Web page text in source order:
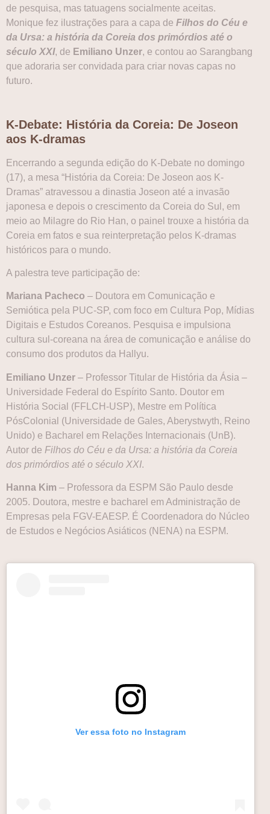
de pesquisa, mas tatuagens socialmente aceitas.
Monique fez ilustrações para a capa de Filhos do Céu e
da Ursa: a história da Coreia dos primórdios até o
século XXI, de Emiliano Unzer, e contou ao Sarangbang
que adoraria ser convidada para criar novas capas no
futuro.
K-Debate: História da Coreia: De Joseon
aos K-dramas
Encerrando a segunda edição do K-Debate no domingo
(17), a mesa “História da Coreia: De Joseon aos K-
Dramas” atravessou a dinastia Joseon até a invasão
japonesa e depois o crescimento da Coreia do Sul, em
meio ao Milagre do Rio Han, o painel trouxe a história da
Coreia em fatos e sua reinterpretação pelos K-dramas
históricos para o mundo.
A palestra teve participação de:
Mariana Pacheco – Doutora em Comunicação e
Semiótica pela PUC-SP, com foco em Cultura Pop, Mídias
Digitais e Estudos Coreanos. Pesquisa e impulsiona
cultura sul-coreana na área de comunicação e análise do
consumo dos produtos da Hallyu.
Emiliano Unzer – Professor Titular de História da Ásia –
Universidade Federal do Espírito Santo. Doutor em
História Social (FFLCH-USP), Mestre em Política
PósColonial (Universidade de Gales, Aberystwyth, Reino
Unido) e Bacharel em Relações Internacionais (UnB).
Autor de Filhos do Céu e da Ursa: a história da Coreia
dos primórdios até o século XXI.
Hanna Kim – Professora da ESPM São Paulo desde
2005. Doutora, mestre e bacharel em Administração de
Empresas pela FGV-EAESP. É Coordenadora do Núcleo
de Estudos e Negócios Asiáticos (NENA) na ESPM.
Ver essa foto no Instagram